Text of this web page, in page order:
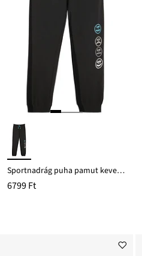
Sportnadrág puha pamut keverékből
6799 Ft